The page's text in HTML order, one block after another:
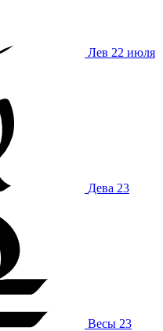
Лев 22 июля
Дева 23
Весы 23